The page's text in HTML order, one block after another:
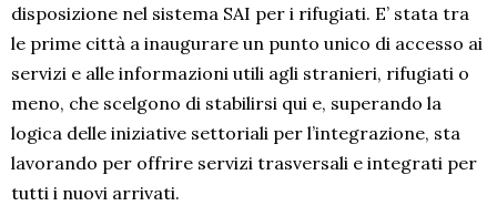
disposizione nel sistema SAI per i rifugiati. E’ stata tra
le prime città a inaugurare un punto unico di accesso ai
servizi e alle informazioni utili agli stranieri, rifugiati o
meno, che scelgono di stabilirsi qui e, superando la
logica delle iniziative settoriali per l’integrazione, sta
lavorando per offrire servizi trasversali e integrati per
tutti i nuovi arrivati.